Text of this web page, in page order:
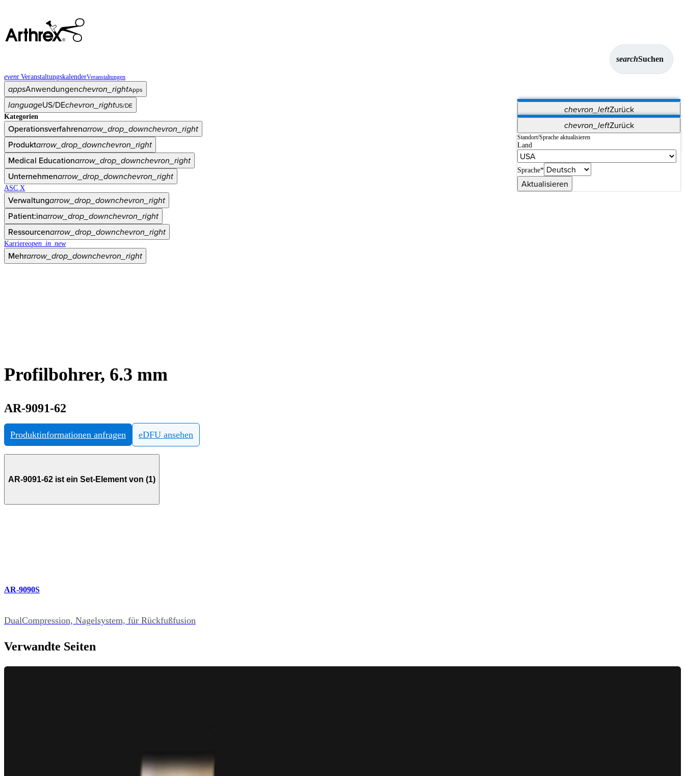
searchSuchen
event VeranstaltungskalenderVeranstaltungen
appsAnwendungenchevron_rightApps
chevron_leftZurück
Vet Systems OrthoPedia Patient
Supplier Portal
Synergy-Bildgebung und -Resektion
languageUS/DEchevron_rightUS/DE
chevron_leftZurück
Standort/Sprache aktualisieren
Land
Sprache*
Aktualisieren
Kategorien
Operationsverfahrenarrow_drop_downchevron_right
Produktarrow_drop_downchevron_right
Medical Educationarrow_drop_downchevron_right
Unternehmenarrow_drop_downchevron_right
ASC X
Verwaltungarrow_drop_downchevron_right
Patient:inarrow_drop_downchevron_right
Ressourcenarrow_drop_downchevron_right
Karriereopen_in_new
Mehrarrow_drop_downchevron_right
Profilbohrer, 6.3 mm
AR-9091-62
Produktinformationen anfragen eDFU ansehen
AR-9091-62 ist ein Set-Element von (1)
AR-9090S
DualCompression, Nagelsystem, für Rückfußfusion
Verwandte Seiten